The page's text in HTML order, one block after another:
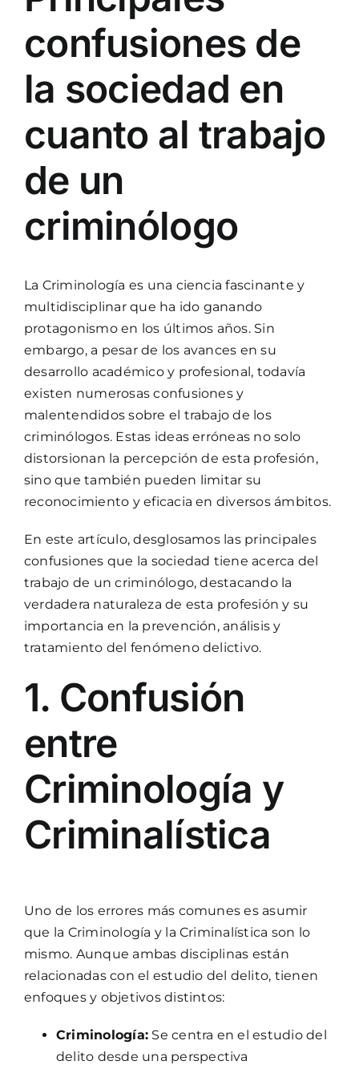
confusiones de
la sociedad en
cuanto al trabajo
de un
criminólogo
La Criminología es una ciencia fascinante y
multidisciplinar que ha ido ganando
protagonismo en los últimos años. Sin
embargo, a pesar de los avances en su
desarrollo académico y profesional, todavía
existen numerosas confusiones y
malentendidos sobre el trabajo de los
criminólogos. Estas ideas erróneas no solo
distorsionan la percepción de esta profesión,
sino que también pueden limitar su
reconocimiento y eficacia en diversos ámbitos.
En este artículo, desglosamos las principales
confusiones que la sociedad tiene acerca del
trabajo de un criminólogo, destacando la
verdadera naturaleza de esta profesión y su
importancia en la prevención, análisis y
tratamiento del fenómeno delictivo.
1. Confusión
entre
Criminología y
Criminalística
Uno de los errores más comunes es asumir
que la Criminología y la Criminalística son lo
mismo. Aunque ambas disciplinas están
relacionadas con el estudio del delito, tienen
enfoques y objetivos distintos:
Criminología: Se centra en el estudio del
delito desde una perspectiva